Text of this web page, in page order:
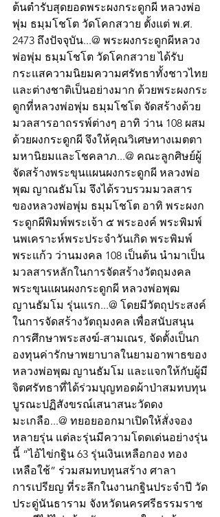
ต้นตำรับสุดยอดพระผงกระดูกผี หลวงพ่อ
พุ่ม ธมฺมโชโต วัดโคกสวาย ตั้งแต่ พ.ศ.
2473 ถึงปัจจุบัน...@ พระผงกระดูกผีหลวง
พ่อพุ่ม ธมฺมโชโต วัดโคกสวาย ได้รับ
กระแสความนิยมความศรัทธาทั้งชาวไทย
และต่างชาติเป็นอย่างมาก ด้วยพระผงกระ
ดูกที่หลวงพ่อพุ่ม ธมฺมโชโต จัดสร้างด้วย
มวลสารอาถรรพ์ต่างๆ อาทิ ว่าน 108 ผสม
ด้วยผงกระดูกผี จึงให้คุณวิเศษทางเมตตา
มหานิยมและโชคลาภ...@ คณะลูกศิษย์ผู้
จัดสร้างพระขุนแผนผงกระดูกผี หลวงพ่อ
พุฒ ญาณธัมโม จึงได้รวบรวมมวลสาร
ของหลวงพ่อพุ่ม ธมฺมโชโต อาทิ พระผงก
ระดูกผีพิมพ์พระเจ้า ๕ พระองค์ พระพิมพ์
นพเคราะห์พระประจำวันเกิด พระพิมพ์
พระแก้ว ว่านมงคล 108 เป็นต้น นำมาเป็น
มวลสารหลักในการจัดสร้างวัตถุมงคล
พระขุนแผนผงกระดูกผี หลวงพ่อพุฒ
ญานธัมโม รุ่นแรก...@ โดยมีวัตถุประสงค์
ในการจัดสร้างวัตถุมงคล เพื่อสนับสนุน
การศึกษาพระสงฆ์-สามเณร, จัดตั้งเป็นก
องทุนค่ารักษาพยาบาลในยามอาพาธของ
หลวงพ่อพุฒ ญานธัมโม และแจกให้กับผู้มี
จิตศรัทธาที่ได้ร่วมบุญทอดผ้าป่าสมทบทุน
บูรณะปฏิสังขรณ์เสนาสนะวัดดง
มะเกลือ...@ ทยอยออกมาเปิดให้สั่งจอง
หลายรุ่น แต่ละรุ่นมีความโดดเด่นอย่างรุ่น
นี้ “ไอ้ไข่กฐิน 63 รุ่นเงินเหลือกอง ทอง
เหลือใช้” ร่วมสมทบทุนสร้าง ศาลา
การเปรียญ ที่ระลึกในงานกฐินประจำปี วัด
ประดู่นันธาราม จังหวัดนครศรีธรรมราช